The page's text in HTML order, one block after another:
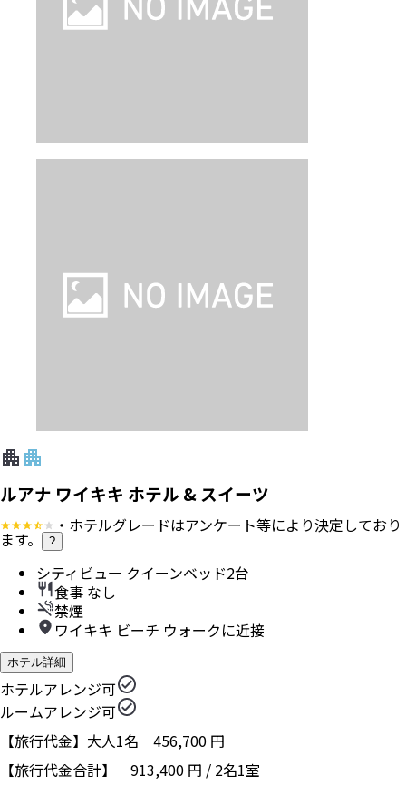
ルアナ ワイキキ ホテル & スイーツ
・ホテルグレードはアンケート等により決定しており
ます。 ?
シティビュー クイーンベッド2台
食事 なし
禁煙
ワイキキ ビーチ ウォークに近接
ホテル詳細
ホテルアレンジ可
ルームアレンジ可
【旅行代金】大人1名 456,700 円
【旅行代金合計】 913,400 円 / 2名1室